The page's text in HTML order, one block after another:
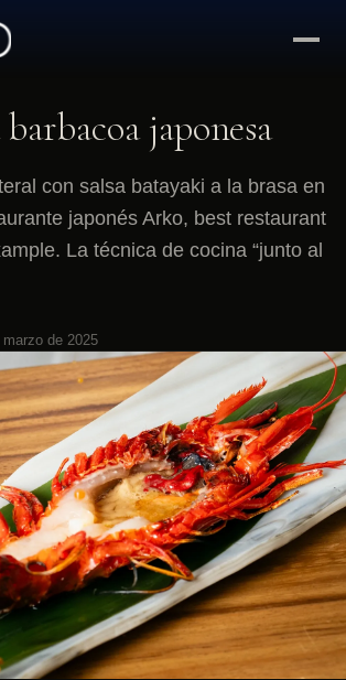
japonesa
con salsa batayaki a la brasa en
japonés Arko, best restaurant
La técnica de cocina “junto al
de 2025